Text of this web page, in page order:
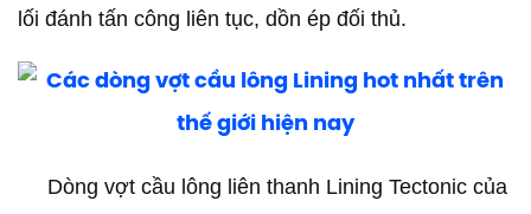
lối đánh tấn công liên tục, dồn ép đối thủ.
Dòng vợt cầu lông liên thanh Lining Tectonic của